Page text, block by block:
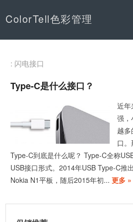
ColorTell色彩管理
: 闪电接口
Type-C是什么接口？
近年
强，
越
口
Type-C到底是什么呢？ Type-C全称
USB接口形式。2014年USB Type-C推
Nokia N1平板，随后2015年初...更多 »